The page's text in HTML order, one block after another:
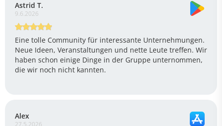
Astrid T.
9.6.2026
Eine tolle Community für interessante Unternehmungen.
Neue Ideen, Veranstaltungen und nette Leute treffen. Wir
haben schon einige Dinge in der Gruppe unternommen,
die wir noch nicht kannten.
Alex
27.5.2026